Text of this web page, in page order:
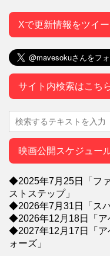
Xで更新情報をツイ
サイト内検索はこち
映画公開スケジュー
◆2025年7月25日「フ
ストステップ」
◆2026年7月31日「ス
◆2026年12月18日「ア
◆2027年12月17日「ア
ォーズ」